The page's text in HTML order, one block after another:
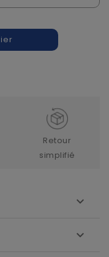
Retour
simplifié